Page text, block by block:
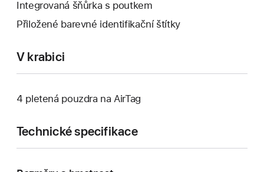
Integrovaná šňůrka s poutkem
Přiložené barevné identifikační štítky
V krabici
4 pletená pouzdra na AirTag
Technické specifikace